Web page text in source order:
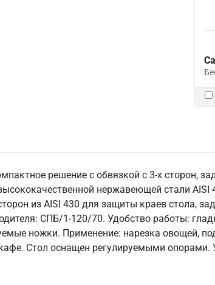
решение с обвязкой с 3-х сторон,
нержавеющей стали
из AISI 430 для защиты краев стола,
СПБ/1-120/70. Удобство работы:
ножки. Применение: нарезка овощей,
Стол оснащен регулируемыми опорами.